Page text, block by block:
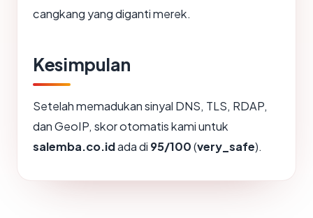
cangkang yang diganti merek.
Kesimpulan
Setelah memadukan sinyal DNS, TLS, RDAP,
dan GeoIP, skor otomatis kami untuk
salemba.co.idada di 95/100(very_safe).